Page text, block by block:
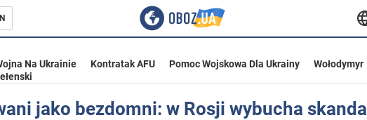
Na Ukrainie Kontratak AFU Pomoc Wojskowa Dla Ukrainy
Wołodymyr
jako bezdomni: w Rosji wybucha skandal